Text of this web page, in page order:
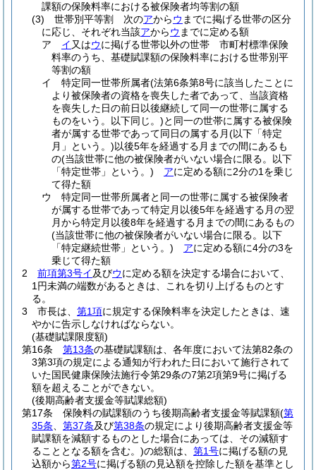
課額の保険料率における被保険者均等割の額
(3)
世帯別平等割 次のアからウ までに掲げる世帯の区分
に応じ、それぞれ当該アからウ までに定める額
ア
イ 又はウに掲げる世帯以外の世帯 市町村標準保険
料率のうち、基礎賦課額の保険料率における世帯別平
等割の額
イ
特定同一世帯所属者(法第6条第8号に該当したことに
より被保険者の資格を喪失した者であって、当該資格
を喪失した日の前日以後継続して同一の世帯に属する
ものをいう。以下同じ。)と同一の世帯に属する被保険
者が属する世帯であって同日の属する月(以下「特定
月」という。)以後5年を経過する月までの間にあるも
の(当該世帯に他の被保険者がいない場合に限る。以下
「特定世帯」という。)
アに定める額に2分の1を乗じ
て得た額
ウ
特定同一世帯所属者と同一の世帯に属する被保険者
が属する世帯であって特定月以後5年を経過する月の翌
月から特定月以後8年を経過する月までの間にあるもの
(当該世帯に他の被保険者がいない場合に限る。以下
「特定継続世帯」という。)
アに定める額に4分の3を
乗じて得た額
2
前項第3号イ及びウに定める額を決定する場合において、
1円未満の端数があるときは、これを切り上げるものとす
る。
3
市長は、 第1項に規定する保険料率を決定したときは、速
やかに告示しなければならない。
(基礎賦課限度額)
第16条
第13条の基礎賦課額は、各年度において法第82条の
3第3項の規定による通知が行われた日において施行されて
いた国民健康保険法施行令第29条の7第2項第9号に掲げる
額を超えることができない。
(後期高齢者支援金等賦課総額)
第17条
保険料の賦課額のうち後期高齢者支援金等賦課額(第
35条
第37条及び第38条の規定により後期高齢者支援金等
賦課額を減額するものとした場合にあっては、その減額す
ることとなる額を含む。)の総額は、 第1号に掲げる額の見
込額から第2号に掲げる額の見込額を控除した額を基準とし